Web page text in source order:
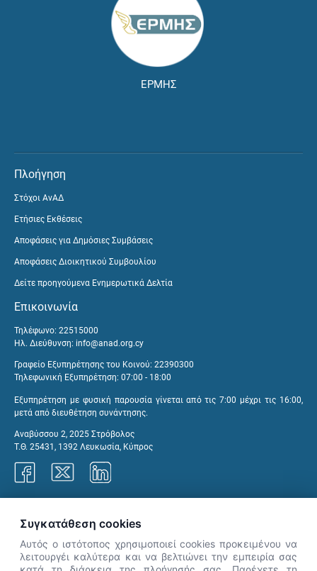
ΕΡΜΗΣ
Πλοήγηση
Στόχοι ΑνΑΔ
Ετήσιες Εκθέσεις
Αποφάσεις για Δημόσιες Συμβάσεις
Αποφάσεις Διοικητικού Συμβουλίου
Δείτε προηγούμενα Ενημερωτικά Δελτία
Επικοινωνία
Τηλέφωνο: 22515000
Ηλ. Διεύθυνση: info@anad.org.cy
Γραφείο Εξυπηρέτησης του Κοινού: 22390300
Τηλεφωνική Εξυπηρέτηση: 07:00 - 18:00
Εξυπηρέτηση με φυσική παρουσία γίνεται από τις 7:00 μέχρι τις 16:00,
μετά από διευθέτηση συνάντησης.
Αναβύσσου 2, 2025 Στρόβολος
Τ.Θ. 25431, 1392 Λευκωσία, Κύπρος
Συγκατάθεση cookies
Αυτός ο ιστότοπος χρησιμοποιεί cookies προκειμένου να
λειτουργέι καλύτερα και να βελτιώνει την εμπειρία σας